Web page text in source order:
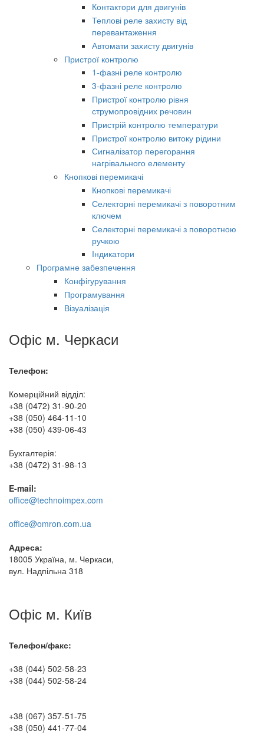
Контактори для двигунів
Теплові реле захисту від
перевантаження
Автомати захисту двигунів
Пристрої контролю
1-фазні реле контролю
3-фазні реле контролю
Пристрої контролю рівня
струмопровідних речовин
Пристрій контролю температури
Пристрої контролю витоку рідини
Сигналізатор перегорання
нагрівального елементу
Кнопкові перемикачі
Кнопкові перемикачі
Селекторні перемикачі з поворотним
ключем
Селекторні перемикачі з поворотною
ручкою
Індикатори
Програмне забезпечення
Конфігурування
Програмування
Візуалізація
Офіс м. Черкаси
Телефон:
Комерційний відділ:
+38 (0472) 31-90-20
+38 (050) 464-11-10
+38 (050) 439-06-43
Бухгалтерія:
+38 (0472) 31-98-13
E-mail:
office@technoimpex.com
office@omron.com.ua
Адреса:
18005 Україна, м. Черкаси,
вул. Надпільна 318
Офіс м. Київ
Телефон/факс:
+38 (044) 502-58-23
+38 (044) 502-58-24
+38 (067) 357-51-75
+38 (050) 441-77-04